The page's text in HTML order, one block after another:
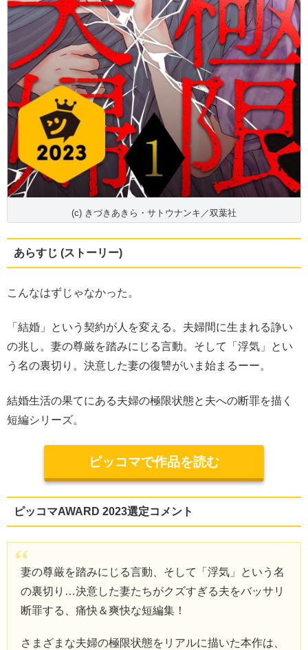
(c) きづきあきら・サトウナンキ／双葉社
あらすじ (ストーリー)
こんなはずじゃなかった。
「結婚」という契約が人を変える。夫婦間に生まれる諍い
の兆し。妻の尊厳を踏みにじる言動。そして「浮気」とい
う名の裏切り。決意した妻の復讐がいま始まるーー。
結婚生活の果てにある夫婦の極限状態と夫への断罪を描く
短編シリーズ。
ピッコマで作品を読む
ピッコマAWARD 2023選定コメント
妻の尊厳を踏みにじる言動、そして「浮気」という名
の裏切り…決意した妻たちがクズすぎる夫をバッサリ
断罪する、痛快＆爽快な短編集！
さまざまな夫婦の極限状態をリアルに描いた本作は、